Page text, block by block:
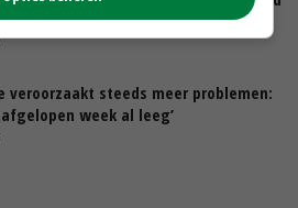
veroorzaakt steeds meer problemen:
afgelopen week al leeg’